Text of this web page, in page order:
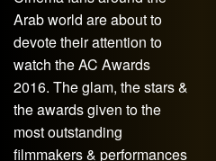
Arab world are about to
devote their attention to
watch the AC Awards
2016. The glam, the stars &
the awards given to the
most outstanding
filmmakers & performances